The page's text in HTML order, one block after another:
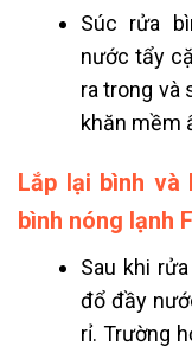
Súc rửa
nước tẩy
ra trong và
khăn mềm
Lắp lại bình
bình nóng lạnh
Sau khi
đổ đầy
rỉ. Trường